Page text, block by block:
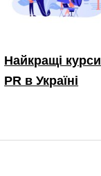
Найкращі курси
PR в Україні